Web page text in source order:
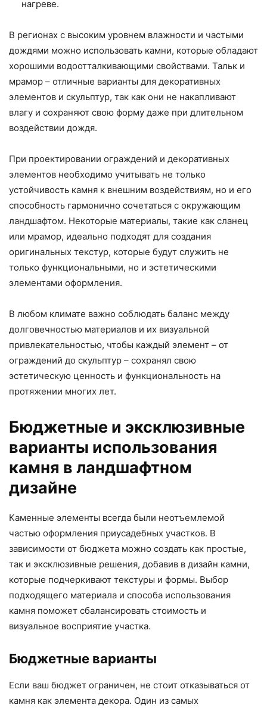
нагреве.
В регионах с высоким уровнем влажности и частыми
дождями можно использовать камни, которые обладают
хорошими водоотталкивающими свойствами. Тальк и
мрамор – отличные варианты для декоративных
элементов и скульптур, так как они не накапливают
влагу и сохраняют свою форму даже при длительном
воздействии дождя.
При проектировании ограждений и декоративных
элементов необходимо учитывать не только
устойчивость камня к внешним воздействиям, но и его
способность гармонично сочетаться с окружающим
ландшафтом. Некоторые материалы, такие как сланец
или мрамор, идеально подходят для создания
оригинальных текстур, которые будут служить не
только функциональными, но и эстетическими
элементами оформления.
В любом климате важно соблюдать баланс между
долговечностью материалов и их визуальной
привлекательностью, чтобы каждый элемент – от
ограждений до скульптур – сохранял свою
эстетическую ценность и функциональность на
протяжении многих лет.
Бюджетные и эксклюзивные
варианты использования
камня в ландшафтном
дизайне
Каменные элементы всегда были неотъемлемой
частью оформления приусадебных участков. В
зависимости от бюджета можно создать как простые,
так и эксклюзивные решения, добавив в дизайн камни,
которые подчеркивают текстуры и формы. Выбор
подходящего материала и способа использования
камня поможет сбалансировать стоимость и
визуальное восприятие участка.
Бюджетные варианты
Если ваш бюджет ограничен, не стоит отказываться от
камня как элемента декора. Один из самых